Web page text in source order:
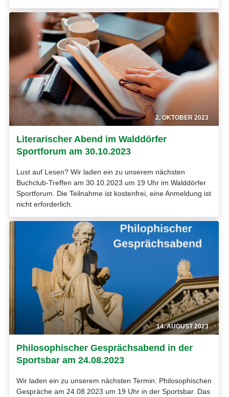
2. OKTOBER 2023
Literarischer Abend im Walddörfer
Sportforum am 30.10.2023
Lust auf Lesen? Wir laden ein zu unserem nächsten
Buchclub-Treffen am 30.10.2023 um 19 Uhr im Walddörfer
Sportforum. Die Teilnahme ist kostenfrei, eine Anmeldung ist
nicht erforderlich.
14. AUGUST 2023
Philosophischer Gesprächsabend in der
Sportsbar am 24.08.2023
Wir laden ein zu unserem nächsten Termin: Philosophischen
Gespräche am 24.08.2023 um 19 Uhr in der Sportsbar. Das